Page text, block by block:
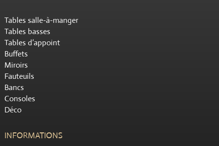
Tables salle-à-manger
Tables basses
Tables d’appoint
Buffets
Miroirs
Fauteuils
Bancs
Consoles
Déco
INFORMATIONS